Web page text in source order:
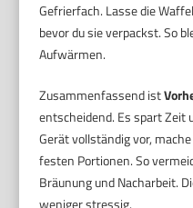
Gefrierfach. Lasse die
bevor du sie verpackst. So
Aufwärmen.
Zusammenfassend ist
entscheidend. Es spart Zeit
Gerät vollständig vor,
festen Portionen. So
Bräunung und Nacharbeit.
weniger stressig.